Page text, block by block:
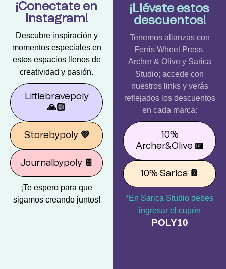
¡Conectate en
Instagram!
Descubre inspiración y
momentos especiales en
estos espacios llenos de
creatividad y pasión.
Littlebravepoly
🙏🏻
Storebypoly 💜
Journalbypoly 📔
¡Te espero para que
sigamos creando juntos!
¡Llévate estos
descuentos!
Tenemos alianzas con
Ferris Wheel Press,
Archer & Olive y Sarica
Studio; accede con
nuestros links y verás
reflejados los descuentos
en cada marca:
10%
Archer&Olive 📖
10% Sarica 📔
*En Sarica Studio debes
ingresar el cupón
POLY10